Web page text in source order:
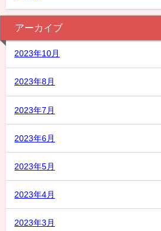
アーカイブ
2023年10月
2023年8月
2023年7月
2023年6月
2023年5月
2023年4月
2023年3月